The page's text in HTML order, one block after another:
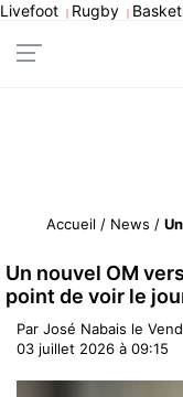
Livefoot | Rugby |
Accueil / News /
Un nouvel OM
point de voir le
Par José Nabais le
03 juillet 2026 à 09:15